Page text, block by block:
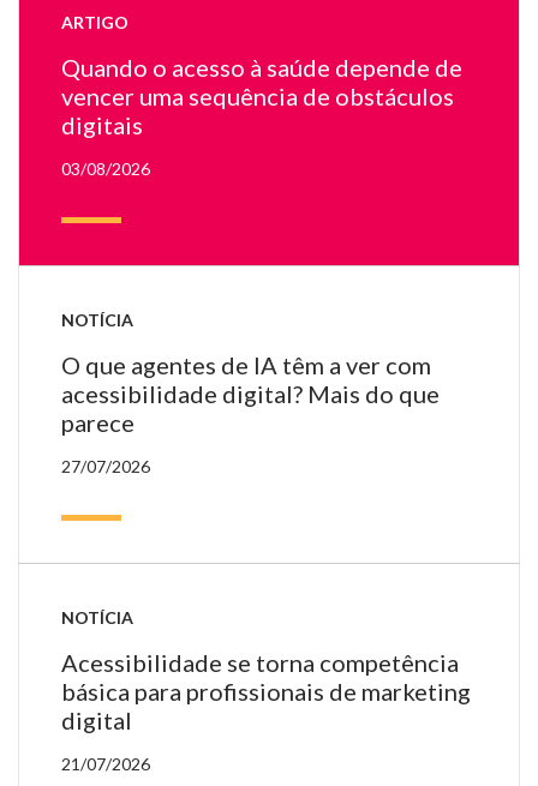
ARTIGO
Quando o acesso à saúde depende de
vencer uma sequência de obstáculos
digitais
03/08/2026
NOTÍCIA
O que agentes de IA têm a ver com
acessibilidade digital? Mais do que
parece
27/07/2026
NOTÍCIA
Acessibilidade se torna competência
básica para profissionais de marketing
digital
21/07/2026